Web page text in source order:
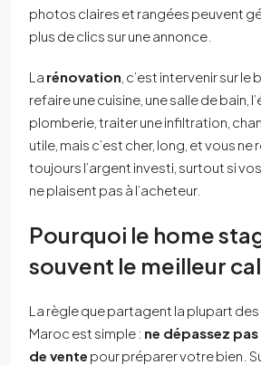
photos claires et rangées peuvent
plus de clics sur une annonce.
La rénovation , c’est intervenir sur le
refaire une cuisine, une salle de bain,
plomberie, traiter une infiltration,
utile, mais c’est cher, long, et vous
toujours l’argent investi, surtout si
ne plaisent pas à l’acheteur.
Pourquoi le home
souvent le meilleur
La règle que partagent la plupart
Maroc est simple : ne dépassez pas
de vente pour préparer votre bien.